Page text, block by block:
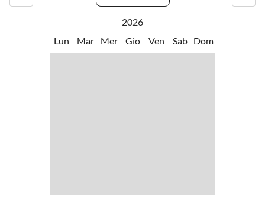
2026
Lun
Mar Mer Gio Ven Sab Dom